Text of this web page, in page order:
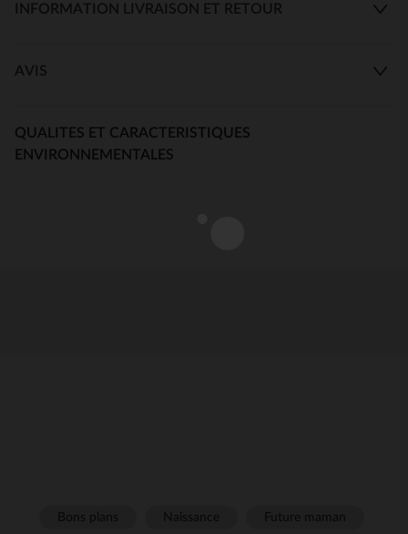
INFORMATION LIVRAISON ET RETOUR
AVIS
QUALITES ET CARACTERISTIQUES
ENVIRONNEMENTALES